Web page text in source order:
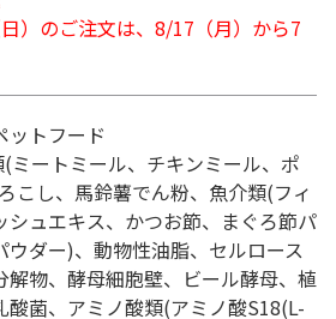
）のご注文は、8/17（月）から7
ットフード
(ミートミール、チキンミール、ポ
こし、馬鈴薯でん粉、魚介類(フィ
シュエキス、かつお節、まぐろ節パ
ウダー)、動物性油脂、セルロース
解物、酵母細胞壁、ビール酵母、植
酸菌、アミノ酸類(アミノ酸S18(L-